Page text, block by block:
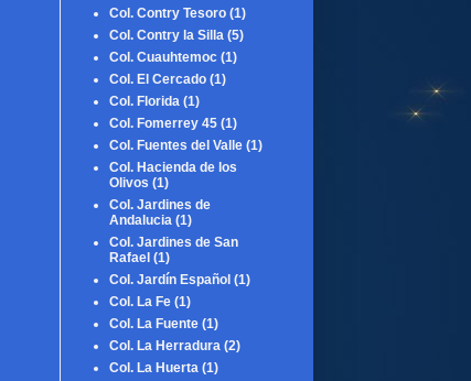
Col. Contry Tesoro (1)
Col. Contry la Silla (5)
Col. Cuauhtemoc (1)
Col. El Cercado (1)
Col. Florida (1)
Col. Fomerrey 45 (1)
Col. Fuentes del Valle (1)
Col. Hacienda de los
Olivos (1)
Col. Jardines de
Andalucia (1)
Col. Jardines de San
Rafael (1)
Col. Jardín Español (1)
Col. La Fe (1)
Col. La Fuente (1)
Col. La Herradura (2)
Col. La Huerta (1)